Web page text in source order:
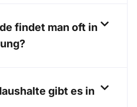
findet man oft in
gibt es in